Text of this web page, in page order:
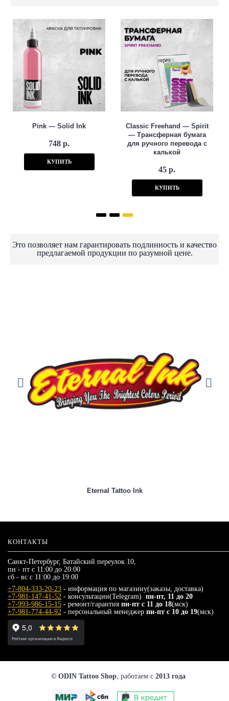
Pink — Solid Ink
748 р.
КУПИТЬ
Classic Freehand — Spirit
— Трансферная бумага
для ручного перевода с
калькой
45 р.
КУПИТЬ
Это позволяет нам гарантировать подлинность и качество
предлагаемой продукции по разумной цене.
Eternal Tattoo Ink
КОНТАКТЫ
Санкт-Петербург, Батайский переулок 10,
пн - пт с 11:00 до 20:00
сб - вс с 11:00 до 19:00
+7-804-333-20-23 - информация по магазину(заказы, доставка)
+7-981-147-41-52 - консультации(Telegram) пн-пт, 11 до 20
+7-993-986-15-15 - ремонт/гарантия пн-пт с 11 до 18(мск)
+7-981-774-44-92 - персональный менеджер пн-пт с 10 до 19(мск)
© ODIN Tattoo Shop, работаем с 2013 года